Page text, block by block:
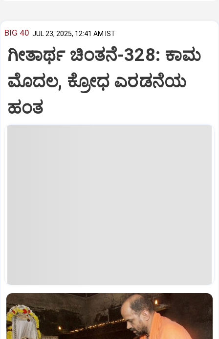
BIG 40 JUL 23, 2025, 12:41 AM IST
ಗೀತಾರ್ಥ ಚಿಂತನೆ-328: ಕಾಮ
ಮೊದಲ, ಕ್ರೋಧ ಎರಡನೆಯ
ಹಂತ